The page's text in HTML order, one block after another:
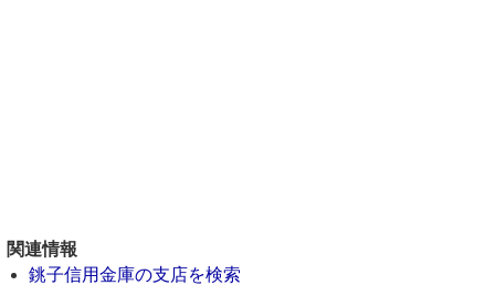
関連情報
銚子信用金庫の支店を検索